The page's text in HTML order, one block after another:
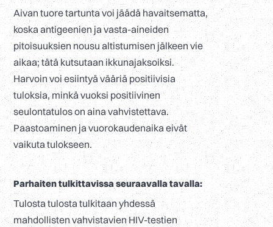
Aivan tuore tartunta voi jäädä havaitsematta,
koska antigeenien ja vasta-aineiden
pitoisuuksien nousu altistumisen jälkeen vie
aikaa; tätä kutsutaan ikkunajaksoiksi.
Harvoin voi esiintyä vääriä positiivisia
tuloksia, minkä vuoksi positiivinen
seulontatulos on aina vahvistettava.
Paastoaminen ja vuorokaudenaika eivät
vaikuta tulokseen.
Parhaiten tulkittavissa seuraavalla tavalla:
Tulosta tulosta tulkitaan yhdessä
mahdollisten vahvistavien HIV-testien